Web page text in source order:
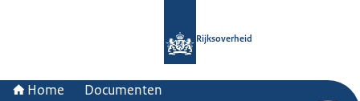
Rijksoverheid
Home Documenten